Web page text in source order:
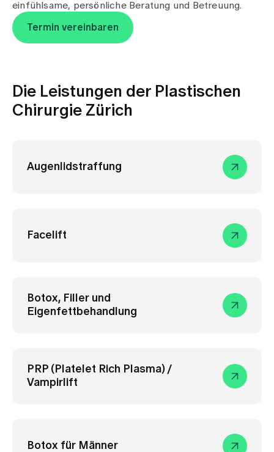
einfühlsame, persönliche Beratung und Betreuung.
Termin vereinbaren
Die Leistungen der Plastischen
Chirurgie Zürich
Augenlidstraffung
Facelift
Botox, Filler und
Eigenfettbehandlung
PRP (Platelet Rich Plasma) /
Vampirlift
Botox für Männer